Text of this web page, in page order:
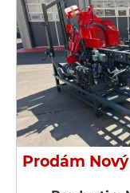
Prodám